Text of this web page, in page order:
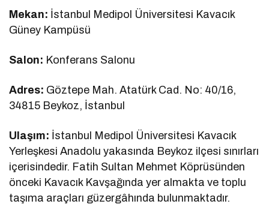
Mekan: İstanbul Medipol Üniversitesi Kavacık
Güney Kampüsü
Salon: Konferans Salonu
Adres: Göztepe Mah. Atatürk Cad. No: 40/16,
34815 Beykoz, İstanbul
Ulaşım: İstanbul Medipol Üniversitesi Kavacık
Yerleşkesi Anadolu yakasında Beykoz ilçesi sınırları
içerisindedir. Fatih Sultan Mehmet Köprüsünden
önceki Kavacık Kavşağında yer almakta ve toplu
taşıma araçları güzergâhında bulunmaktadır.